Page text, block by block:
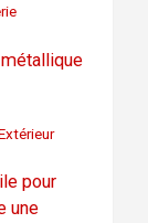
pour
une